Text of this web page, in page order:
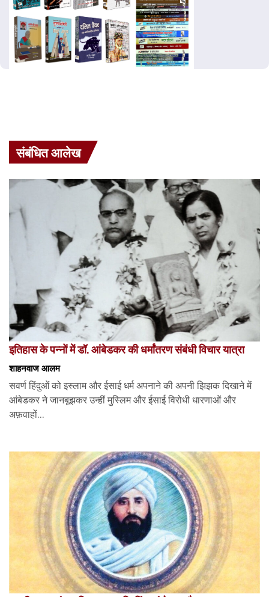
संबंधित आलेख
इतिहास के पन्नों में डॉ. आंबेडकर की धर्मांतरण संबंधी विचार यात्रा
शाहनवाज आलम
सवर्ण हिंदुओं को इस्लाम और ईसाई धर्म अपनाने की अपनी झिझक दिखाने में
आंबेडकर ने जानबूझकर उन्हीं मुस्लिम और ईसाई विरोधी धारणाओं और
अफ़वाहों...